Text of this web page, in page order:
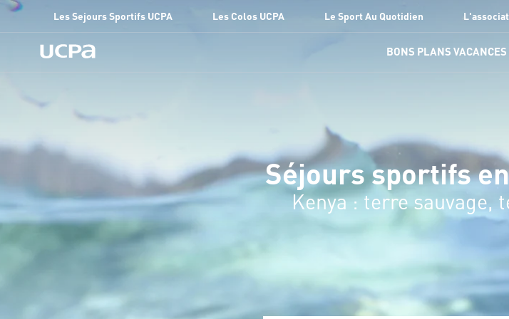
Les Sejours Sportifs UCPA Les Colos UCPA Le Sport Au Quotidien
BONS PLANS VACANCES
Séjours sportifs
Kenya : terre sauvage,